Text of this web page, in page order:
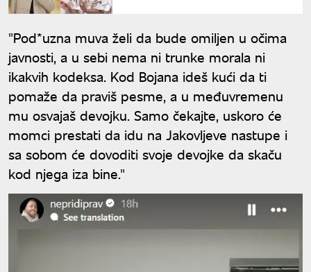
"Pod*uzna muva želi da bude omiljen u očima
javnosti, a u sebi nema ni trunke morala ni
ikakvih kodeksa. Kod Bojana ideš kući da ti
pomaže da praviš pesme, a u međuvremenu
mu osvajaš devojku. Samo čekajte, uskoro će
momci prestati da idu na Jakovljeve nastupe i
sa sobom će dovoditi svoje devojke da skaču
kod njega iza bine."